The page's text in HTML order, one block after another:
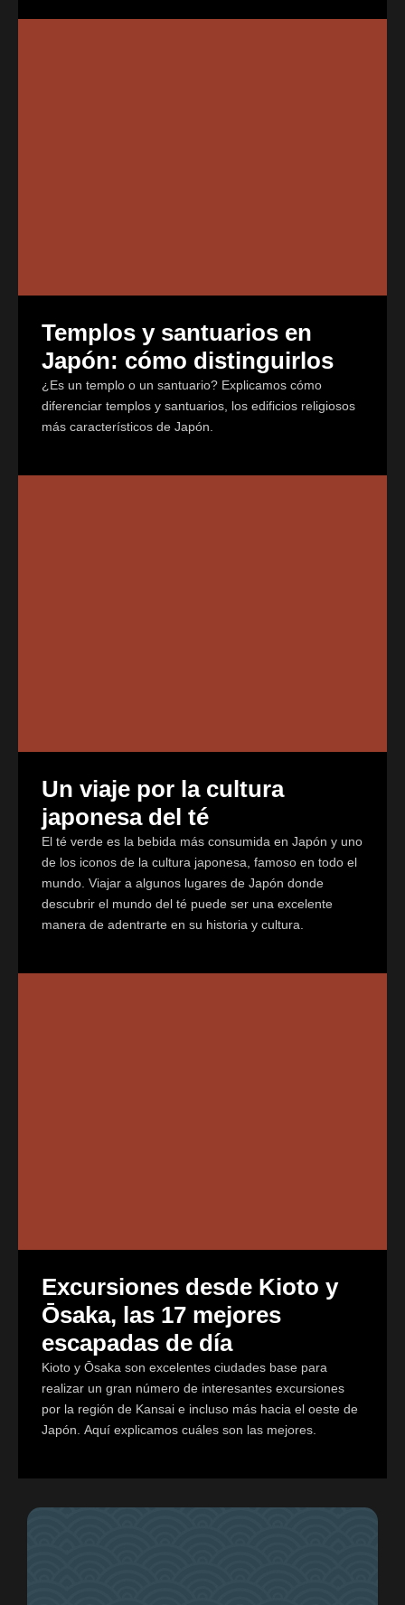
Templos y santuarios en
Japón: cómo distinguirlos
¿Es un templo o un santuario? Explicamos cómo
diferenciar templos y santuarios, los edificios religiosos
más característicos de Japón.
Un viaje por la cultura
japonesa del té
El té verde es la bebida más consumida en Japón y uno
de los iconos de la cultura japonesa, famoso en todo el
mundo. Viajar a algunos lugares de Japón donde
descubrir el mundo del té puede ser una excelente
manera de adentrarte en su historia y cultura.
Excursiones desde Kioto y
Ōsaka, las 17 mejores
escapadas de día
Kioto y Ōsaka son excelentes ciudades base para
realizar un gran número de interesantes excursiones
por la región de Kansai e incluso más hacia el oeste de
Japón. Aquí explicamos cuáles son las mejores.